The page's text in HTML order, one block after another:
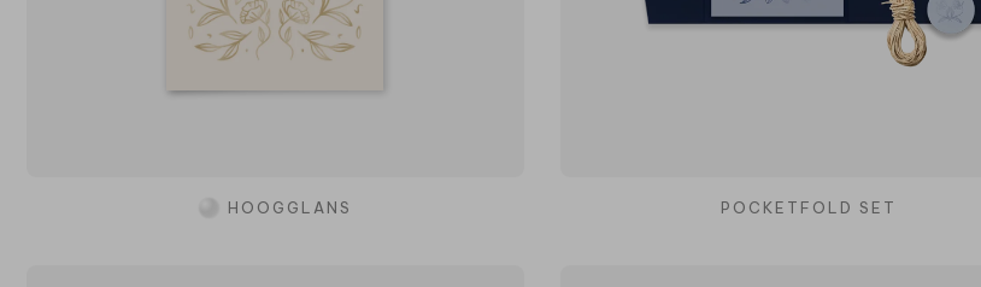
HOOGGLANS POCKETFOLD SET